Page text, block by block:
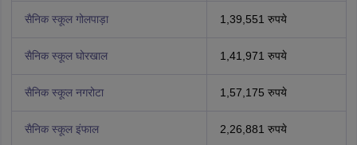
सैनिक स्कूल गोलपाड़ा 1,39,551 रुपये
सैनिक स्कूल घोरखाल 1,41,971 रुपये
सैनिक स्कूल नगरोटा 1,57,175 रुपये
सैनिक स्कूल इंफाल 2,26,881 रुपये